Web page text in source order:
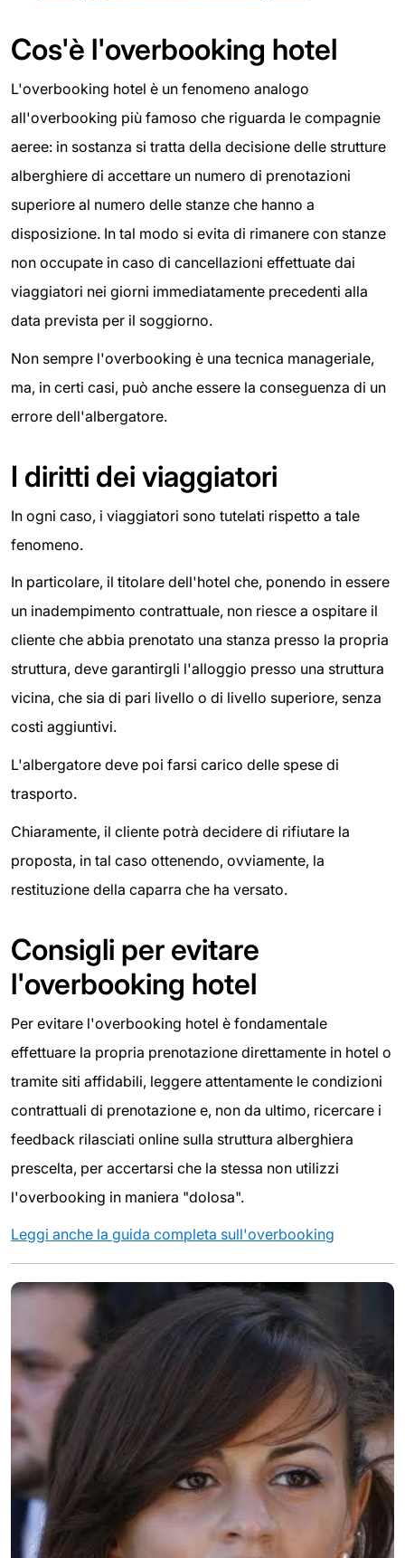
Cos'è l'overbooking hotel
L'overbooking hotel è un fenomeno analogo
all'overbooking più famoso che riguarda le compagnie
aeree: in sostanza si tratta della decisione delle strutture
alberghiere di accettare un numero di prenotazioni
superiore al numero delle stanze che hanno a
disposizione. In tal modo si evita di rimanere con stanze
non occupate in caso di cancellazioni effettuate dai
viaggiatori nei giorni immediatamente precedenti alla
data prevista per il soggiorno.
Non sempre l'overbooking è una tecnica manageriale,
ma, in certi casi, può anche essere la conseguenza di un
errore dell'albergatore.
I diritti dei viaggiatori
In ogni caso, i viaggiatori sono tutelati rispetto a tale
fenomeno.
In particolare, il titolare dell'hotel che, ponendo in essere
un inadempimento contrattuale, non riesce a ospitare il
cliente che abbia prenotato una stanza presso la propria
struttura, deve garantirgli l'alloggio presso una struttura
vicina, che sia di pari livello o di livello superiore, senza
costi aggiuntivi.
L'albergatore deve poi farsi carico delle spese di
trasporto.
Chiaramente, il cliente potrà decidere di rifiutare la
proposta, in tal caso ottenendo, ovviamente, la
restituzione della caparra che ha versato.
Consigli per evitare
l'overbooking hotel
Per evitare l'overbooking hotel è fondamentale
effettuare la propria prenotazione direttamente in hotel o
tramite siti affidabili, leggere attentamente le condizioni
contrattuali di prenotazione e, non da ultimo, ricercare i
feedback rilasciati online sulla struttura alberghiera
prescelta, per accertarsi che la stessa non utilizzi
l'overbooking in maniera "dolosa".
Leggi anche la guida completa sull'overbooking